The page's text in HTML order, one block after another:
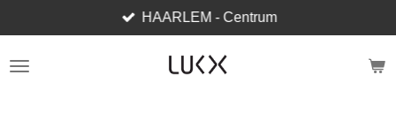
to
main
HAARLEM - Centrum